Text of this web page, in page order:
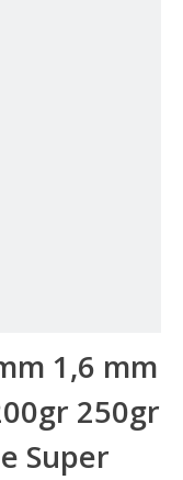
1,6 mm
250gr
Super